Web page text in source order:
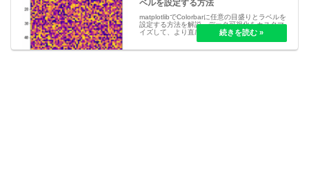
ベルを設定する方法
matplotlibでColorbarに任意の目盛りとラベルを
設定する方法を解説。データ可視化をカスタマ
イズして、より直感的で分かりやすいグラフを
作成するためのテクニックを紹介します。